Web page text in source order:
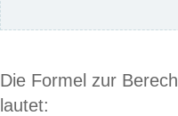
Die Formel zur
lautet: